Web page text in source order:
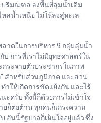
ปริมณฑล ลงพื้นที่ลุ่มน้ำเดิม
ลน้ำเหนือ ไม่ให้ลงสู่ทะเล
าดในการบริหาร 9 กลุ่มลุ่มน้ำ
บ การที่เราไม่มียุทธศาสตร์ใน
กระจายตัวประชากรในภาพ
สำหรับส่วนภูมิภาค และส่วน
ำให้เกิดการขัดแย้งกัน และไร้
ะครับ ทั้งนี้ก็ด้วยการไม่เข้าใจ
ก็ต่อต้าน ทุกคนก็เกรงความ
อันนี้รัฐบาลก็เห็นใจอยู่แล้ว ซึ่ง